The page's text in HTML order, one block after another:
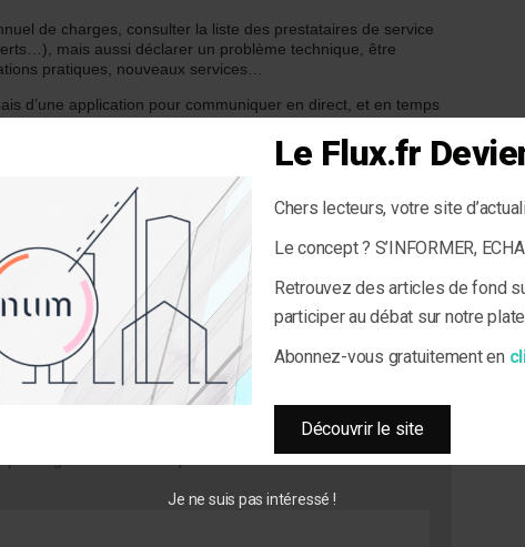
de charges, consulter la liste des prestataires de service
mais aussi déclarer un problème technique, être
pratiques, nouveaux services…
d’une application pour communiquer en direct, et en temps
la liste de ses dernières opérations en un clic », précise
commerciales habituelles. Développé en partenariat avec
de communication mis en place par le bailleur social :
24h…
départements, deux régions et près de 200 communes.
Le Flux.fr
Chers lecteurs, votre site
Le concept ? S’INFORMER,
Retrouvez des articles de fond
participer au débat sur notre
Abonnez-vous gratuitement en
Découvrir le site
Je ne suis pas intéressé !